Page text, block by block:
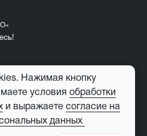
pizza.ru
данных
Нажимая кнопку
условия обработки
и выражаете согласие на
данных